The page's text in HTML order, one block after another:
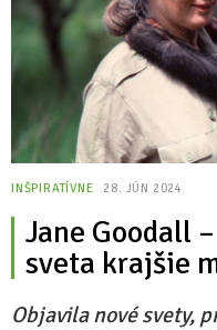
INŠPIRATÍVNE 28. JÚN 2024
Jane Goodall
sveta krajšie
Objavila nové svety,